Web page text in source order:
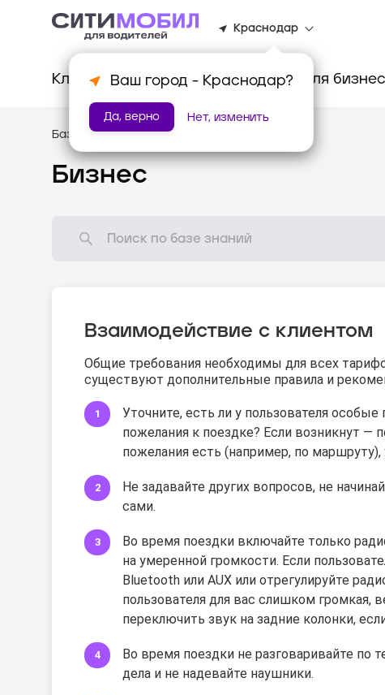
Краснодар
Ваш город - Краснодар?
Да, верно Нет, изменить
Клиентам Водителям Для
База знаний /Стандарты оказания услуг
Бизнес
Взаимодействие с клиентом
Общие требования необходимы для всех
существуют дополнительные правила и
Уточните, есть ли у пользователя
пожелания к поездке? Если возникнут —
пожелания есть (например, по маршруту),
Не задавайте других вопросов, не
сами.
Во время поездки включайте только
на умеренной громкости. Если
Bluetooth или AUX или отрегулируйте
пользователя для вас слишком громкая,
переключить звук на задние колонки,
Во время поездки не разговаривайте по
дела и не надевайте наушники.